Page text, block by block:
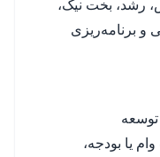
رشد، بخت نیک،
برنامه‌ریزی
یا بودجه،